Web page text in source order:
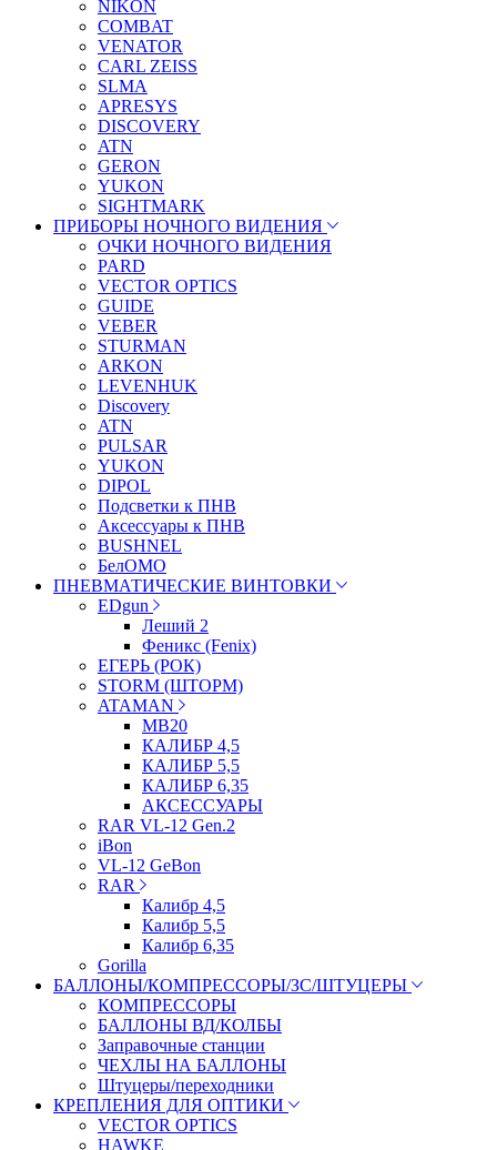
NIKON
COMBAT
VENATOR
CARL ZEISS
SLMA
APRESYS
DISCOVERY
ATN
GERON
YUKON
SIGHTMARK
ПРИБОРЫ НОЧНОГО ВИДЕНИЯ
ОЧКИ НОЧНОГО ВИДЕНИЯ
PARD
VECTOR OPTICS
GUIDE
VEBER
STURMAN
ARKON
LEVENHUK
Discovery
ATN
PULSAR
YUKON
DIPOL
Подсветки к ПНВ
Аксессуары к ПНВ
BUSHNEL
БелОМО
ПНЕВМАТИЧЕСКИЕ ВИНТОВКИ
EDgun
Леший 2
Феникс (Fenix)
ЕГЕРЬ (РОК)
STORM (ШТОРМ)
ATAMAN
МВ20
КАЛИБР 4,5
КАЛИБР 5,5
КАЛИБР 6,35
АКСЕССУАРЫ
RAR VL-12 Gen.2
iBon
VL-12 GeBon
RAR
Калибр 4,5
Калибр 5,5
Калибр 6,35
Gorilla
БАЛЛОНЫ/КОМПРЕССОРЫ/ЗС/ШТУЦЕРЫ
КОМПРЕССОРЫ
БАЛЛОНЫ ВД/КОЛБЫ
Заправочные станции
ЧЕХЛЫ НА БАЛЛОНЫ
Штуцеры/переходники
КРЕПЛЕНИЯ ДЛЯ ОПТИКИ
VECTOR OPTICS
HAWKE